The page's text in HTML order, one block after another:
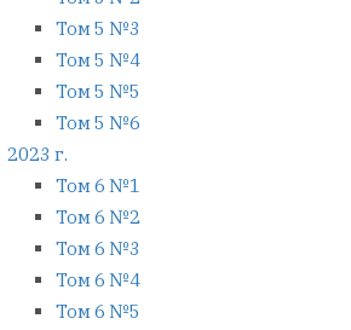
Том 5 №3
Том 5 №4
Том 5 №5
Том 5 №6
2023 г.
Том 6 №1
Том 6 №2
Том 6 №3
Том 6 №4
Том 6 №5